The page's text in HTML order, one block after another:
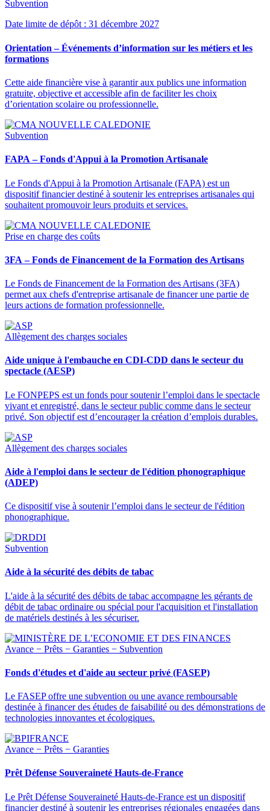
Subvention
Date limite de dépôt : 31 décembre 2027
Orientation – Événements d’information sur les métiers et les
formations
Cette aide financière vise à garantir aux publics une information
gratuite, objective et accessible afin de faciliter les choix
d’orientation scolaire ou professionnelle.
Subvention
FAPA – Fonds d'Appui à la Promotion Artisanale
Le Fonds d'Appui à la Promotion Artisanale (FAPA) est un
dispositif financier destiné à soutenir les entreprises artisanales qui
souhaitent promouvoir leurs produits et services.
Prise en charge des coûts
3FA – Fonds de Financement de la Formation des Artisans
Le Fonds de Financement de la Formation des Artisans (3FA)
permet aux chefs d'entreprise artisanale de financer une partie de
leurs actions de formation professionnelle.
Allègement des charges sociales
Aide unique à l'embauche en CDI-CDD dans le secteur du
spectacle (AESP)
Le FONPEPS est un fonds pour soutenir l’emploi dans le spectacle
vivant et enregistré, dans le secteur public comme dans le secteur
privé. Son objectif est d’encourager la création d’emplois durables.
Allègement des charges sociales
Aide à l'emploi dans le secteur de l'édition phonographique
(ADEP)
Ce dispositif vise à soutenir l’emploi dans le secteur de l'édition
phonographique.
Subvention
Aide à la sécurité des débits de tabac
L'aide à la sécurité des débits de tabac accompagne les gérants de
débit de tabac ordinaire ou spécial pour l'acquisition et l'installation
de matériels destinés à les sécuriser.
Avance − Prêts − Garanties − Subvention
Fonds d'études et d'aide au secteur privé (FASEP)
Le FASEP offre une subvention ou une avance remboursable
destinée à financer des études de faisabilité ou des démonstrations de
technologies innovantes et écologiques.
Avance − Prêts − Garanties
Prêt Défense Souveraineté Hauts-de-France
Le Prêt Défense Souveraineté Hauts-de-France est un dispositif
financier destiné à soutenir les entreprises régionales engagées dans